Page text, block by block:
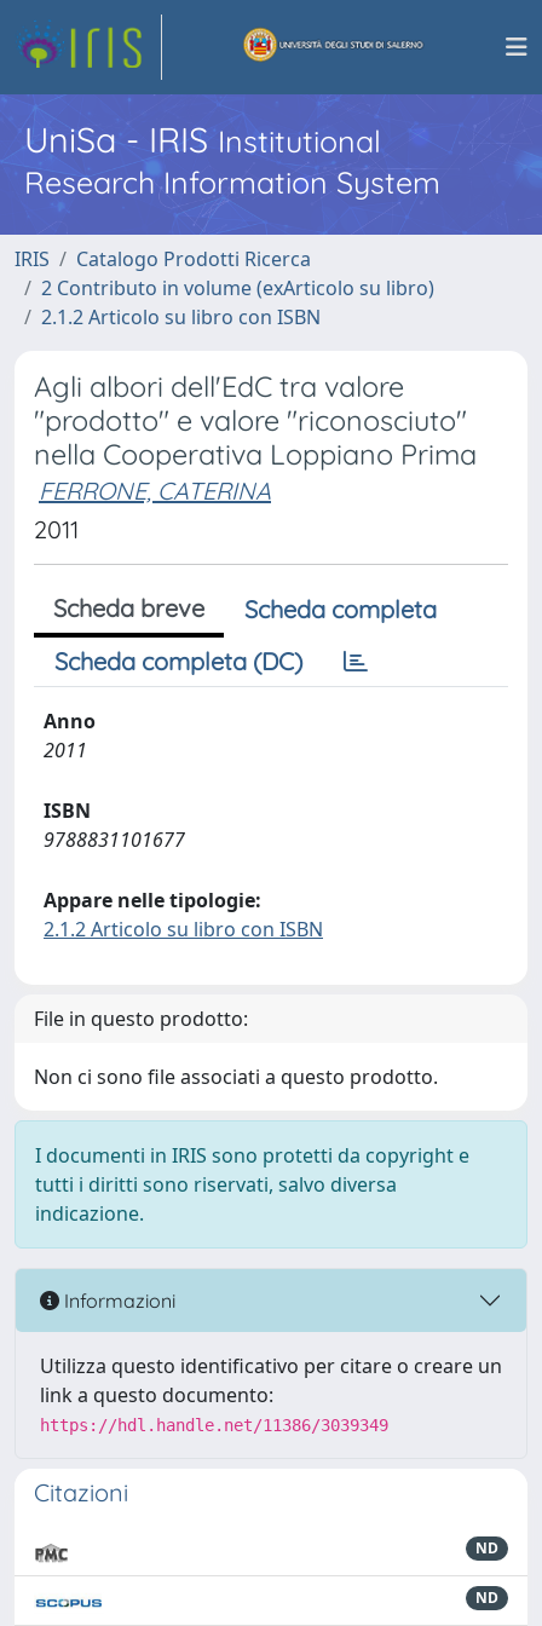
UniSa - IRISInstitutional
Research Information System
IRIS
Catalogo Prodotti Ricerca
2 Contributo in volume (exArticolo su libro)
2.1.2 Articolo su libro con ISBN
Agli albori dell'EdC tra valore
"prodotto" e valore "riconosciuto"
nella Cooperativa Loppiano Prima
FERRONE, CATERINA
2011
Scheda breve
Scheda completa
Scheda completa (DC)
Anno
2011
ISBN
9788831101677
Appare nelle tipologie:
2.1.2 Articolo su libro con ISBN
File in questo prodotto:
Non ci sono file associati a questo prodotto.
I documenti in IRIS sono protetti da copyright e
tutti i diritti sono riservati, salvo diversa
indicazione.
Informazioni
Utilizza questo identificativo per citare o creare un
link a questo documento:
https://hdl.handle.net/11386/3039349
Citazioni
ND
ND